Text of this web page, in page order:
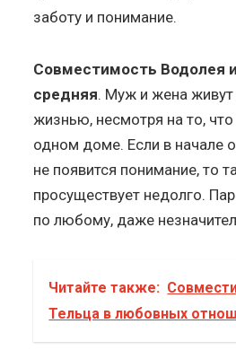
заботу и понимание.
Совместимость Водолея
средняя. Муж и жена
жизнью, несмотря на то, что
одном доме. Если в начале
не появится понимание, то
просуществует недолго.
по любому, даже
Читайте также:
Тельца в любовных